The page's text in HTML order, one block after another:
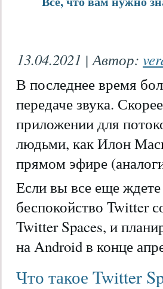
13.04.2021 | Автор:
В последнее время
передаче звука.
приложении для
людьми, как Илон
прямом эфире
Если вы все еще ждете
беспокойство Twitter
Twitter Spaces, и
на Android в конце
Что такое Twitter